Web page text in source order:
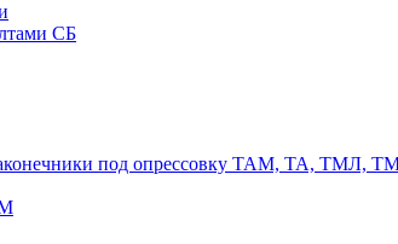
СБ
под опрессовку ТАМ, ТА, ТМЛ,